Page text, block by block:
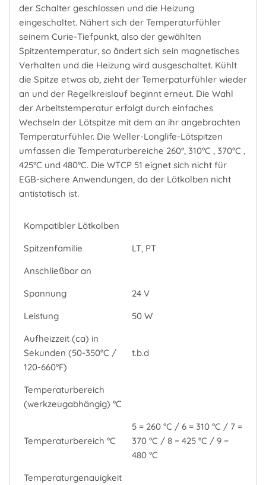
der Schalter geschlossen und die Heizung
eingeschaltet. Nähert sich der Temperaturfühler
seinem Curie-Tiefpunkt, also der gewählten
Spitzentemperatur, so ändert sich sein magnetisches
Verhalten und die Heizung wird ausgeschaltet. Kühlt
die Spitze etwas ab, zieht der Temerpaturfühler wieder
an und der Regelkreislauf beginnt erneut. Die Wahl
der Arbeitstemperatur erfolgt durch einfaches
Wechseln der Lötspitze mit dem an ihr angebrachten
Temperaturfühler. Die Weller-Longlife-Lötspitzen
umfassen die Temperaturbereiche 260°, 310°C , 370°C ,
425°C und 480°C. Die WTCP 51 eignet sich nicht für
EGB-sichere Anwendungen, da der Lötkolben nicht
antistatisch ist.
Kompatibler Lötkolben
Spitzenfamilie
LT, PT
Anschließbar an
Spannung
24 V
Leistung
50 W
Aufheizzeit (ca) in
Sekunden (50-350°C /
120-660°F)
t.b.d
Temperaturbereich
(werkzeugabhängig) °C
Temperaturbereich °C
5 = 260 °C / 6 = 310 °C / 7 =
370 °C / 8 = 425 °C / 9 =
480 °C
Temperaturgenauigkeit